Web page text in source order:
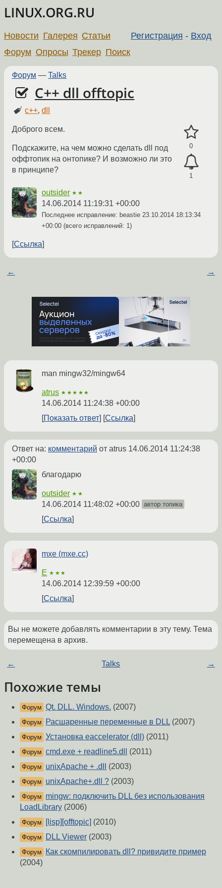
LINUX.ORG.RU
Регистрация - Вход
Новости Галерея Статьи
Форум Опросы Трекер Поиск
Форум — Talks
C++ dll offtopic
c++,dll
0
1
Доброго всем.
Подскажите, на чем можно сделать dll под
оффтопик на онтопике? И возможно ли это
в принципе?
outsider ★★
14.06.2014 11:19:31 +00:00
Последнее исправление: beastie 23.10.2014 18:13:34
+00:00 (всего исправлений: 1)
Ссылка
← →
man mingw32/mingw64
atrus ★★★★★
14.06.2014 11:24:38 +00:00
Показать ответ
Ссылка
Ответ на: комментарий от atrus 14.06.2014 11:24:38
+00:00
благодарю
outsider ★★
14.06.2014 11:48:02 +00:00 автор топика
Ссылка
mxe (mxe.cc)
E ★★★
14.06.2014 12:39:59 +00:00
Ссылка
Вы не можете добавлять комментарии в эту тему. Тема
перемещена в архив.
← Talks →
Похожие темы
Форум Qt. DLL. Windows. (2007)
Форум Расшаренные переменные в DLL (2007)
Форум Установка eaccelerator (dll) (2011)
Форум cmd.exe + readline5.dll (2011)
Форум unixApache + .dll (2003)
Форум unixApache+.dll ? (2003)
Форум
mingw: подключить DLL без использования
LoadLibrary (2006)
Форум [lisp][offtopic] (2010)
Форум DLL Viewer (2003)
Форум
Как скомпилировать dll? привидите пример
(2004)